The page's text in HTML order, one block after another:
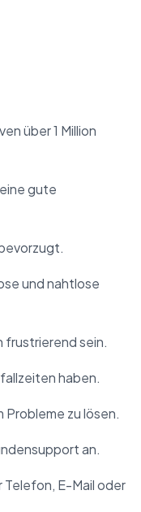
über 1 Million
gute
und nahtlose
frustrierend sein.
haben.
zu lösen.
an.
E-Mail oder